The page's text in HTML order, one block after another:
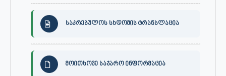
საკრებულოს სხდომის ტრანსლაცია
მოითხოვე საჯარო ინფორმაცია